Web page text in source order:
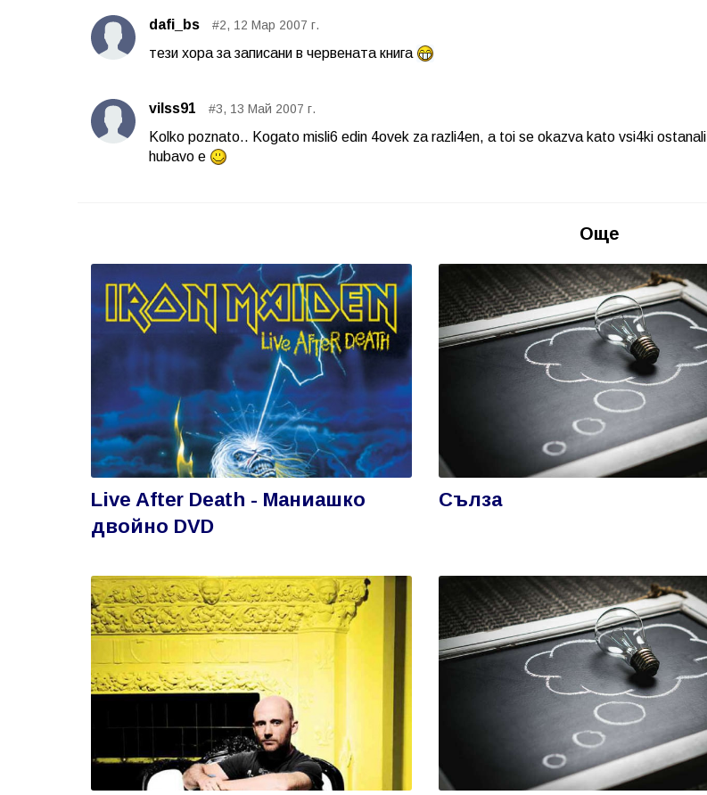
dafi_bs #2, 12 Мар 2007 г.
тези хора за записани в червената книга
vilss91 #3, 13 Май 2007 г.
Kolko poznato.. Kogato misli6 edin 4ovek za razli4en, a toi se okazva kato vsi4ki ostanali
hubavo e
Още
Live After Death - Маниашко
двойно DVD
Сълза